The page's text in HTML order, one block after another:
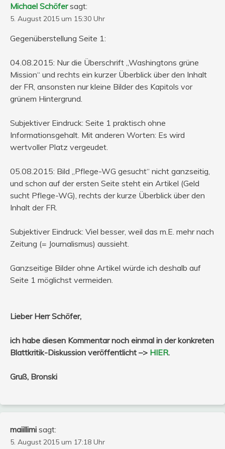
Michael Schöfer sagt:
5. August 2015 um 15:30 Uhr
Gegenüberstellung Seite 1:
04.08.2015: Nur die Überschrift „Washingtons grüne
Mission“ und rechts ein kurzer Überblick über den Inhalt
der FR, ansonsten nur kleine Bilder des Kapitols vor
grünem Hintergrund.
Subjektiver Eindruck: Seite 1 praktisch ohne
Informationsgehalt. Mit anderen Worten: Es wird
wertvoller Platz vergeudet.
05.08.2015: Bild „Pflege-WG gesucht“ nicht ganzseitig,
und schon auf der ersten Seite steht ein Artikel (Geld
sucht Pflege-WG), rechts der kurze Überblick über den
Inhalt der FR.
Subjektiver Eindruck: Viel besser, weil das m.E. mehr nach
Zeitung (= Journalismus) aussieht.
Ganzseitige Bilder ohne Artikel würde ich deshalb auf
Seite 1 möglichst vermeiden.
Lieber Herr Schöfer,
ich habe diesen Kommentar noch einmal in der konkreten
Blattkritik-Diskussion veröffentlicht –> HIER.
Gruß, Bronski
maiillimi sagt:
5. August 2015 um 17:18 Uhr